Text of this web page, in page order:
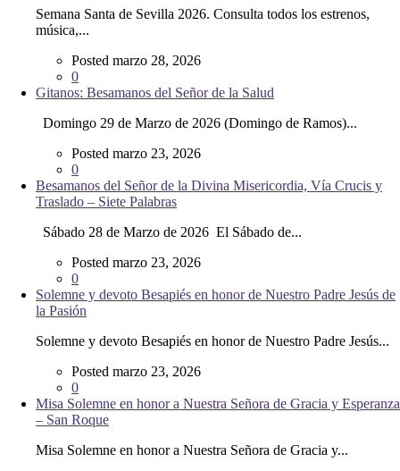
Semana Santa de Sevilla 2026. Consulta todos los estrenos,
música,...
Posted marzo 28, 2026
0
Gitanos: Besamanos del Señor de la Salud
Domingo 29 de Marzo de 2026 (Domingo de Ramos)...
Posted marzo 23, 2026
0
Besamanos del Señor de la Divina Misericordia, Vía Crucis y
Traslado – Siete Palabras
Sábado 28 de Marzo de 2026 El Sábado de...
Posted marzo 23, 2026
0
Solemne y devoto Besapiés en honor de Nuestro Padre Jesús de
la Pasión
Solemne y devoto Besapiés en honor de Nuestro Padre Jesús...
Posted marzo 23, 2026
0
Misa Solemne en honor a Nuestra Señora de Gracia y Esperanza
– San Roque
Misa Solemne en honor a Nuestra Señora de Gracia y...